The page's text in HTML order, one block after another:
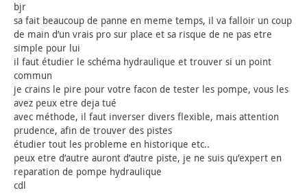
bjr
sa fait beaucoup de panne en meme temps, il va falloir un coup
de main d’un vrais pro sur place et sa risque de ne pas etre
simple pour lui
il faut étudier le schéma hydraulique et trouver si un point
commun
je crains le pire pour votre facon de tester les pompe, vous les
avez peux etre deja tué
avec méthode, il faut inverser divers flexible, mais attention
prudence, afin de trouver des pistes
étudier tout les probleme en historique etc..
peux etre d’autre auront d’autre piste, je ne suis qu’expert en
reparation de pompe hydraulique
cdl